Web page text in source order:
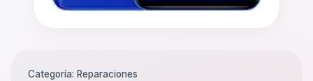
Categoría: Reparaciones